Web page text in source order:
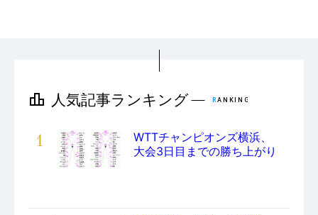
1
WTTチャンピオンズ横浜、
大会3日目までの勝ち上がり